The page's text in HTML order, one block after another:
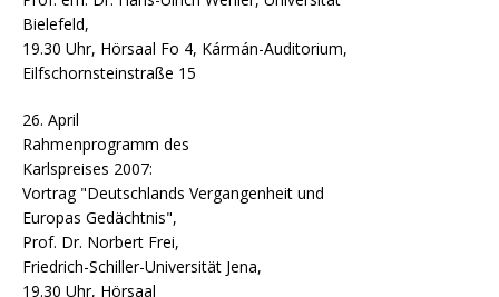
Bielefeld,
19.30 Uhr, Hörsaal Fo 4, Kármán-Auditorium,
Eilfschornsteinstraße 15
26. April
Rahmenprogramm des
Karlspreises 2007:
Vortrag "Deutschlands Vergangenheit und
Europas Gedächtnis",
Prof. Dr. Norbert Frei,
Friedrich-Schiller-Universität Jena,
19.30 Uhr, Hörsaal